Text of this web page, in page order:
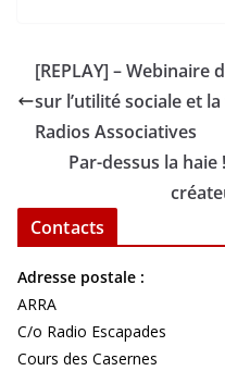
[REPLAY] –
sur l’utilité sociale et
Radios Associatives
Par-dessus la
Contacts
Adresse postale :
ARRA
C/o Radio Escapades
Cours des Casernes